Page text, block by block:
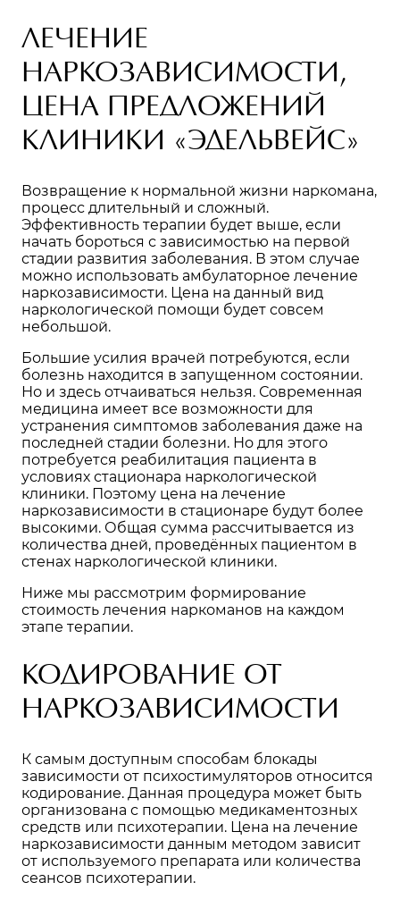
ЛЕЧЕНИЕ
НАРКОЗАВИСИМОСТИ,
ЦЕНА ПРЕДЛОЖЕНИЙ
КЛИНИКИ «ЭДЕЛЬВЕЙС»
Возвращение к нормальной жизни наркомана,
процесс длительный и сложный.
Эффективность терапии будет выше, если
начать бороться с зависимостью на первой
стадии развития заболевания. В этом случае
можно использовать амбулаторное лечение
наркозависимости. Цена на данный вид
наркологической помощи будет совсем
небольшой.
Большие усилия врачей потребуются, если
болезнь находится в запущенном состоянии.
Но и здесь отчаиваться нельзя. Современная
медицина имеет все возможности для
устранения симптомов заболевания даже на
последней стадии болезни. Но для этого
потребуется реабилитация пациента в
условиях стационара наркологической
клиники. Поэтому цена на лечение
наркозависимости в стационаре будут более
высокими. Общая сумма рассчитывается из
количества дней, проведённых пациентом в
стенах наркологической клиники.
Ниже мы рассмотрим формирование
стоимость лечения наркоманов на каждом
этапе терапии.
КОДИРОВАНИЕ ОТ
НАРКОЗАВИСИМОСТИ
К самым доступным способам блокады
зависимости от психостимуляторов относится
кодирование. Данная процедура может быть
организована с помощью медикаментозных
средств или психотерапии. Цена на лечение
наркозависимости данным методом зависит
от используемого препарата или количества
сеансов психотерапии.